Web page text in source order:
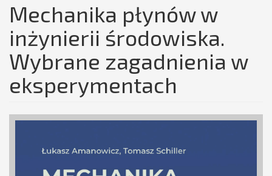
Mechanika płynów w
inżynierii środowiska.
Wybrane zagadnienia w
eksperymentach